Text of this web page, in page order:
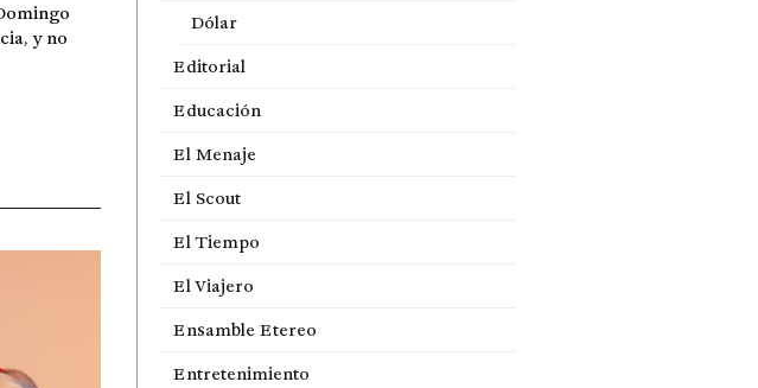
y no
Dólar
Editorial
Educación
El Menaje
El Scout
El Tiempo
El Viajero
Ensamble Etereo
Entretenimiento